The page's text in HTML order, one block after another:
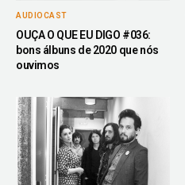
AUDIOCAST
OUÇA O QUE EU DIGO #036:
bons álbuns de 2020 que nós
ouvimos